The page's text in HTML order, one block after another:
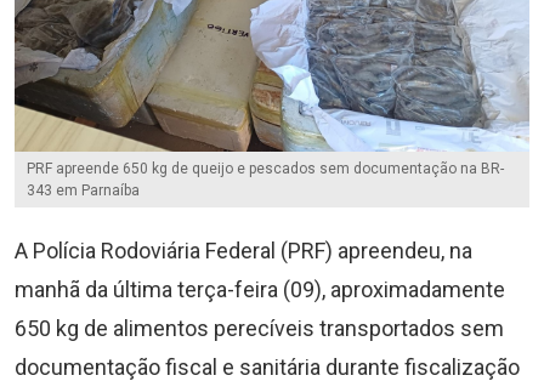
PRF apreende 650 kg de queijo e pescados sem documentação na BR-
343 em Parnaíba
A Polícia Rodoviária Federal (PRF) apreendeu, na
manhã da última terça-feira (09), aproximadamente
650 kg de alimentos perecíveis transportados sem
documentação fiscal e sanitária durante fiscalização